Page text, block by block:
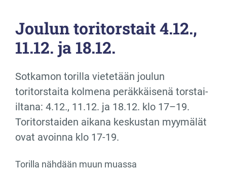
Joulun toritorstait 4.12.,
11.12. ja 18.12.
Sotkamon torilla vietetään joulun
toritorstaita kolmena peräkkäisenä torstai-
iltana: 4.12., 11.12. ja 18.12. klo 17–19.
Toritorstaiden aikana keskustan myymälät
ovat avoinna klo 17-19.
Torilla nähdään muun muassa